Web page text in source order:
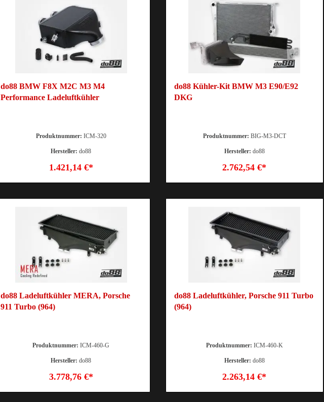
do88 BMW F8X M2C M3 M4
Performance Ladeluftkühler
Produktnummer: ICM-320
Hersteller:do88
1.421,14 €*
do88 Kühler-Kit BMW M3 E90/E92
DKG
Produktnummer: BIG-M3-DCT
Hersteller: do88
2.762,54 €*
do88 Ladeluftkühler MERA, Porsche
911 Turbo (964)
Produktnummer:ICM-460-G
Hersteller:do88
3.778,76 €*
do88 Ladeluftkühler, Porsche 911 Turbo
(964)
Produktnummer: ICM-460-K
Hersteller: do88
2.263,14 €*